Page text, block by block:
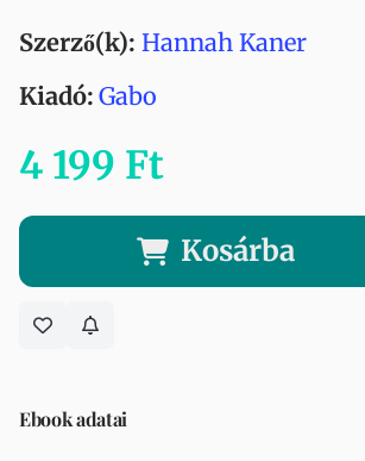
Szerző(k): Hannah Kaner
Kiadó: Gabo
4 199 Ft
Kosárba
Ebook adatai